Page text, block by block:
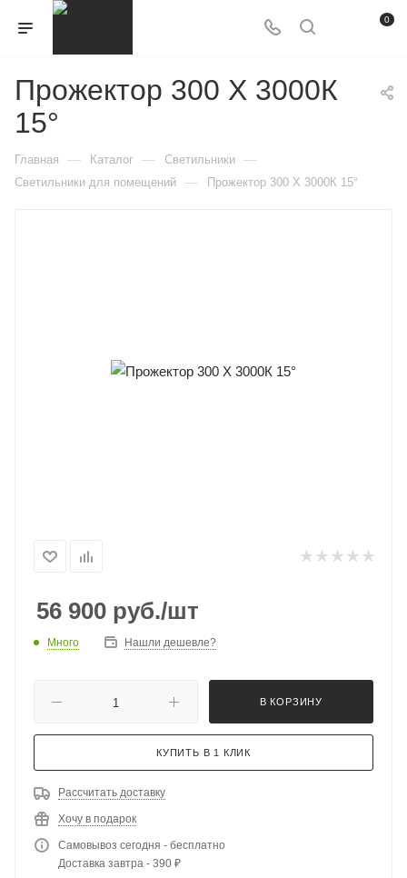
0
Прожектор 300 X 3000К
15°
Главная — Каталог — Светильники —
Светильники для помещений — Прожектор 300 X 3000К 15°
56 900 руб./шт
Много Нашли дешевле?
В КОРЗИНУ
КУПИТЬ В 1 КЛИК
Рассчитать доставку
Хочу в подарок
Самовывоз сегодня - бесплатно
Доставка завтра - 390 ₽